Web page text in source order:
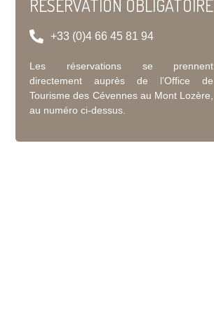
RÉSERVATION OBLIGATOIRE
+33 (0)4 66 45 81 94
Les réservations se prennent
directement auprès de l’Office de
Tourisme des Cévennes au Mont Lozère,
au numéro ci-dessus.